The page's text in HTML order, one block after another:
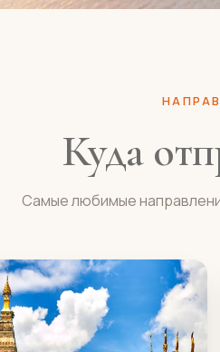
Куда
Самые любимые